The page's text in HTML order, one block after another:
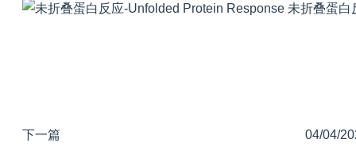
未折叠蛋白
下一篇 04/04/